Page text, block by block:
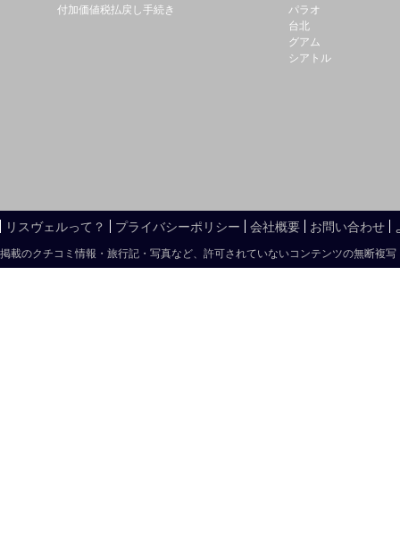
付加価値税払戻し手続き
パラオ
台北
グアム
シアトル
リスヴェルって？ プライバシーポリシー 会社概要 お問い合わせ
掲載のクチコミ情報・旅行記・写真など、許可されていないコンテンツの無断複